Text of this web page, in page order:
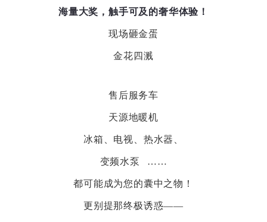
海量大奖，触手可及的奢华体验！
现场砸金蛋
金花四溅
售后服务车
天源地暖机
冰箱、电视、热水器、
变频水泵 ……
都可能成为您的囊中之物！
更别提那终极诱惑——